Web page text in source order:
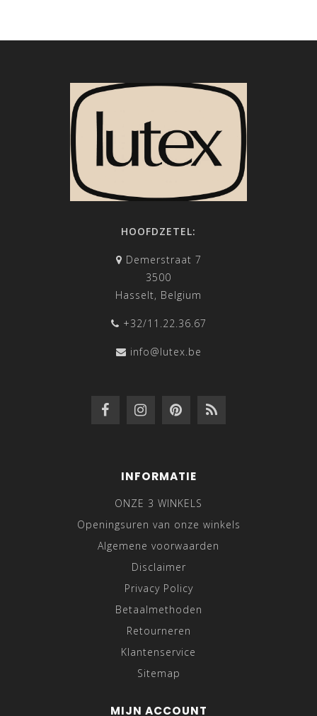
HOOFDZETEL:
Demerstraat 7
3500
Hasselt, Belgium
+32/11.22.36.67
info@lutex.be
INFORMATIE
ONZE 3 WINKELS
Openingsuren van onze winkels
Algemene voorwaarden
Disclaimer
Privacy Policy
Betaalmethoden
Retourneren
Klantenservice
Sitemap
MIJN ACCOUNT